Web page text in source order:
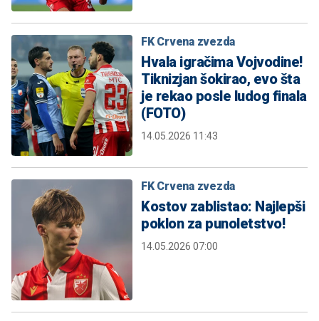
FK Crvena zvezda
Hvala igračima Vojvodine!
Tiknizjan šokirao, evo šta
je rekao posle ludog finala
(FOTO)
14.05.2026 11:43
FK Crvena zvezda
Kostov zablistao: Najlepši
poklon za punoletstvo!
14.05.2026 07:00